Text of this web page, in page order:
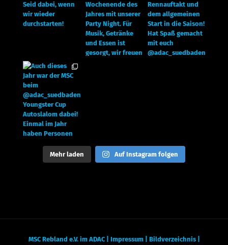
Mehr laden Auf Instagram folgen
MSC Rebland e.V. im ADAC | Impressum| Bildverzeichnis|